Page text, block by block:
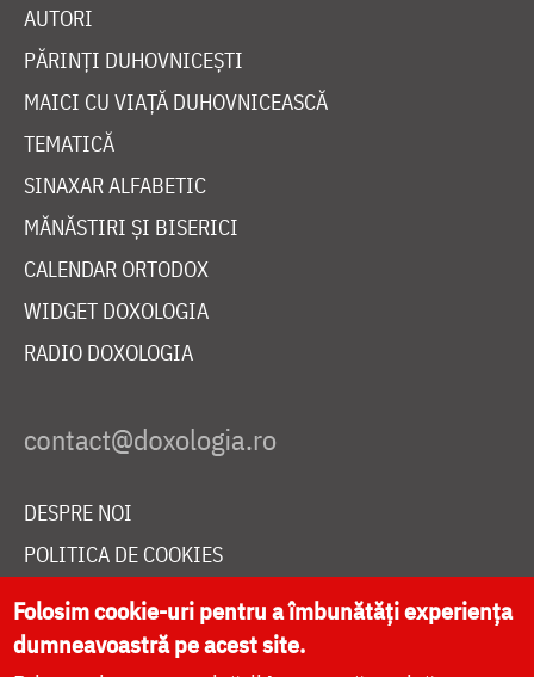
AUTORI
PĂRINȚI DUHOVNICEȘTI
MAICI CU VIAȚĂ DUHOVNICEASCĂ
TEMATICĂ
SINAXAR ALFABETIC
MĂNĂSTIRI ȘI BISERICI
CALENDAR ORTODOX
WIDGET DOXOLOGIA
RADIO DOXOLOGIA
DESPRE NOI
POLITICA DE COOKIES
DONEAZĂ ONLINE PENTRU CATEDRALA NAȚIONALĂ
Folosim cookie-uri pentru a îmbunătăți experiența
dumneavoastră pe acest site.